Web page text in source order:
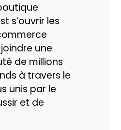
s’ouvrir les
une
de millions
à travers le
unis par le
et de